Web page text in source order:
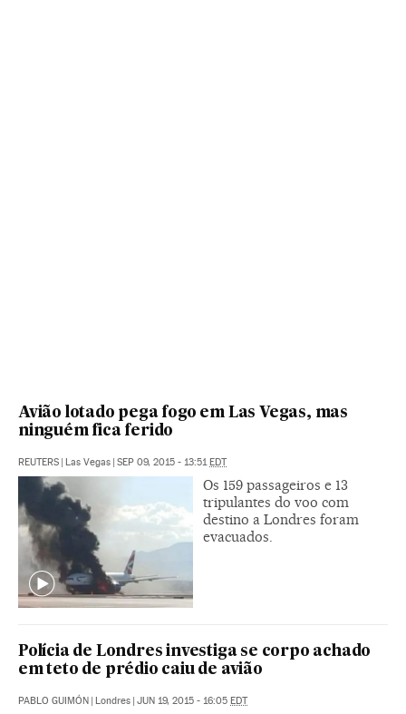
Avião lotado pega fogo em Las Vegas, mas
ninguém fica ferido
REUTERS Las Vegas SEP 09, 2015 - 13:51 EDT
Os 159 passageiros e 13
tripulantes do voo com
destino a Londres foram
evacuados.
Polícia de Londres investiga se corpo achado
em teto de prédio caiu de avião
PABLO GUIMÓN Londres JUN 19, 2015 - 16:05 EDT